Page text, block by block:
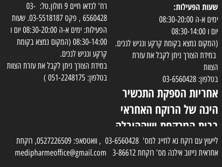
שעות הפעילות:
ימים א-ה 08:30-20:00
יום ו 08:30-14:00
(המקום נמצא בקומת קרקע ונגיש לנכים.
במידת הצורך ניתן לקבל את עזרת
הצוות
בטלפון: 03-6560428
אחריות הספקת התכשיר
הינה של הרוקח האחראי
בבית המרקחת ושההובלה
בפועל תעשה בעזרת
השליח
רח' לנדאו חיים 9 חולון.טל: 03-
6560428 , פקס 03-5518187. שעות
הפעילות: ימים א-ה 08:30-20:00 יום ו
08:30-14:00 (המקום נמצא בקומת
קרקע ונגיש לנכים.
במידת הצורך ניתן לקבל את עזרת הצוות
בטלפון: 051-2248175 )
לייעוץ עם רוקח נא לחייג למס' 03-6560428 , וואטסאפ: 0527226509, רוקחת
אחראית נייזוב אילנה מס' רוקחת 3-86612 medipharmeoffice@gmail.com